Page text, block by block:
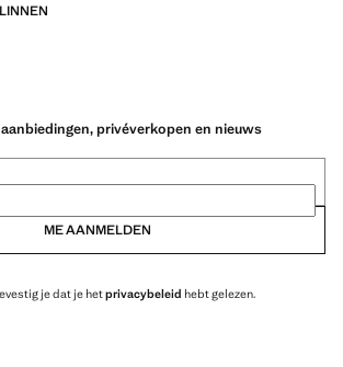
LINNEN
privéverkopen en nieuws
ME AANMELDEN
je dat je hetprivacybeleid hebt gelezen.